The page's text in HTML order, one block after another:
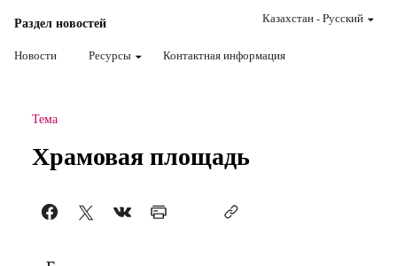
Раздел новостей
Новости Ресурсы Контактная информация
Казахстан-Pусский
Тема
Храмовая площадь